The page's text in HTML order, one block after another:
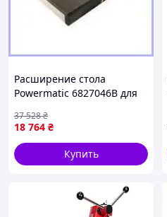
Расширение стола
Powermatic 6827046B для
удлинитель для
повышения
производительности
18 764 ₴
37 528₴
Купить